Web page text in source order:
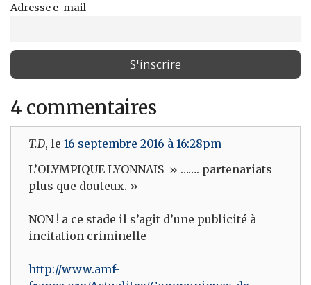
Adresse e-mail
4 commentaires
T.D, le 16 septembre 2016 à 16:28pm
L’OLYMPIQUE LYONNAIS » ……. partenariats
plus que douteux. »
NON ! a ce stade il s’agit d’une publicité à
incitation criminelle
http://www.amf-